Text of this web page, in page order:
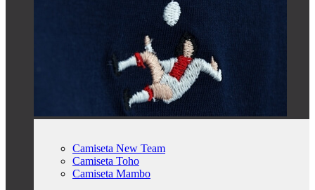
Camiseta New Team
Camiseta Toho
Camiseta Mambo